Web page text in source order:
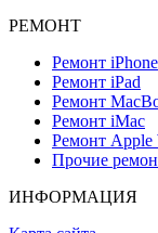
могут быть
причинами. Важно
неисправности и
устранения. Если
успеху, обращение
функциональность
РЕМОНТ
Ремонт iPhone
Ремонт iPad
Ремонт
Ремонт iMac
Ремонт Apple
Прочие
ИНФОРМАЦИЯ